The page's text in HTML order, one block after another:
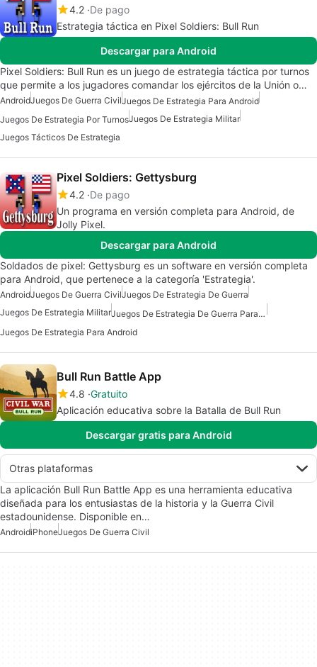
4.2 De pago
Estrategia táctica en Pixel Soldiers: Bull Run
Descargar para Android
Pixel Soldiers: Bull Run es un juego de estrategia táctica por turnos
que permite a los jugadores comandar los ejércitos de la Unión o…
AndroidJuegos De Guerra CivilJuegos De Estrategia Para Android
Juegos De Estrategia Por TurnosJuegos De Estrategia Militar
Juegos Tácticos De Estrategia
Pixel Soldiers: Gettysburg
4.2 De pago
Un programa en versión completa para Android, de
Jolly Pixel.
Descargar para Android
Soldados de pixel: Gettysburg es un software en versión completa
para Android, que pertenece a la categoría 'Estrategia'.
AndroidJuegos De Guerra CivilJuegos De Estrategia De Guerra
Juegos De Estrategia Militar
Juegos De Estrategia De Guerra Para Android
Juegos De Estrategia Para Android
Bull Run Battle App
4.8 Gratuito
Aplicación educativa sobre la Batalla de Bull Run
Descargar gratis para Android
Otras plataformas
La aplicación Bull Run Battle App es una herramienta educativa
diseñada para los entusiastas de la historia y la Guerra Civil
estadounidense. Disponible en…
AndroidiPhoneJuegos De Guerra Civil